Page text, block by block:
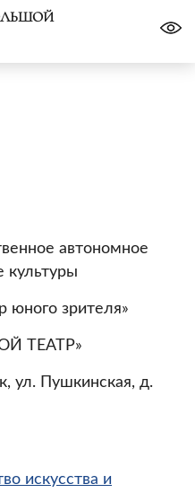
автономное
культуры
юного зрителя»
ТЕАТР»
ул. Пушкинская, д.
искусства и